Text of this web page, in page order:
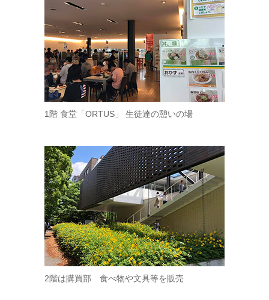
1階 食堂「ORTUS」 生徒達の憩いの場
2階は購買部 食べ物や文具等を販売